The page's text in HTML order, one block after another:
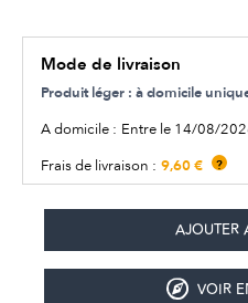
Mode de livraison
Produit léger : à domicile
A domicile : Entre le 14/08/
Frais de livraison : 9,60 € ?
VOIR